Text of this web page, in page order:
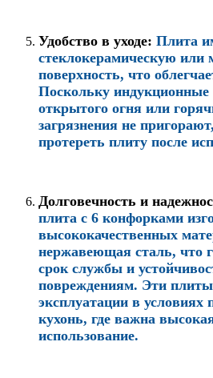
Удобство в уходе: Плита
стеклокерамическую или
поверхность, что
Поскольку
открытого огня или
загрязнения не
протереть плиту после
Долговечность и
плита с 6 конфорками
высококачественных
нержавеющая сталь, что
срок службы и
повреждениям. Эти
эксплуатации в условиях
кухонь, где важна
использование.